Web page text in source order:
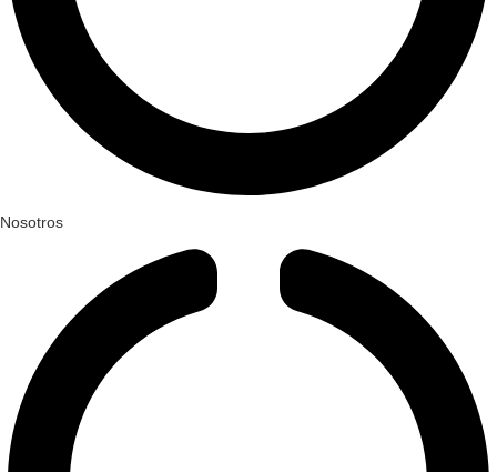
Nosotros